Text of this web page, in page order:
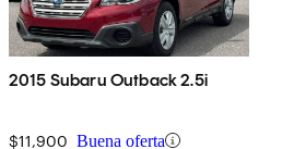
2015 Subaru Outback 2.5i
$11,900 Buena oferta